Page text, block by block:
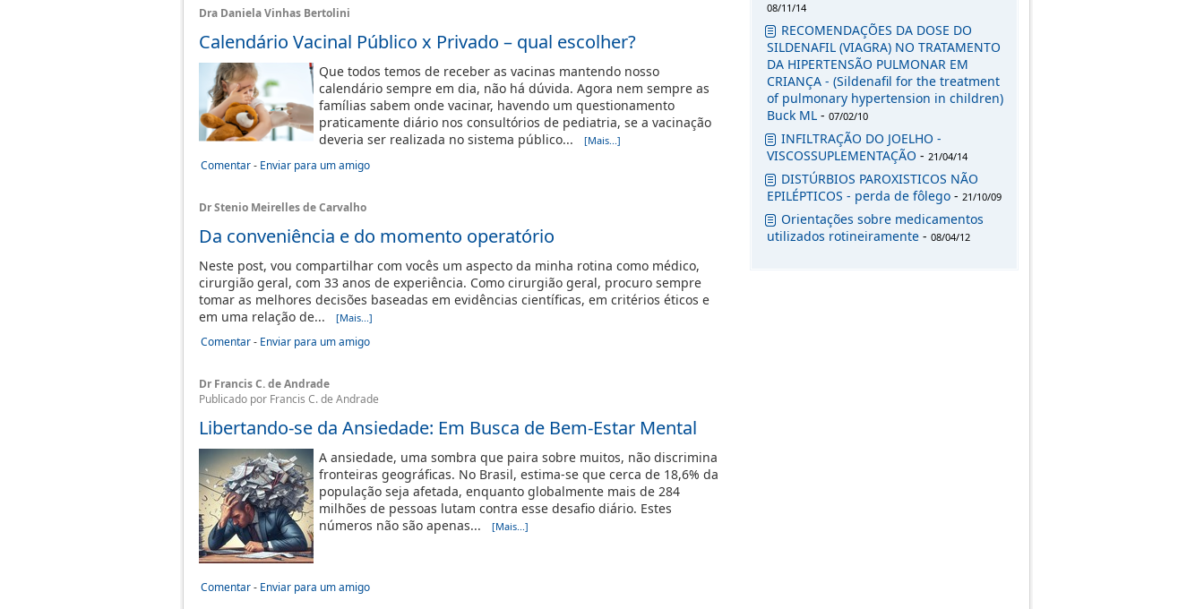
Dra Daniela Vinhas Bertolini
Calendário Vacinal Público x Privado – qual escolher?
Que todos temos de receber as vacinas mantendo nosso
calendário sempre em dia, não há dúvida. Agora nem sempre as
famílias sabem onde vacinar, havendo um questionamento
praticamente diário nos consultórios de pediatria, se a vacinação
deveria ser realizada no sistema público...
[Mais...]
Comentar- Enviar para um amigo
Dr Stenio Meirelles de Carvalho
Da conveniência e do momento operatório
Neste post, vou compartilhar com vocês um aspecto da minha rotina como médico,
cirurgião geral, com 33 anos de experiência. Como cirurgião geral, procuro sempre
tomar as melhores decisões baseadas em evidências científicas, em critérios éticos e
em uma relação de...
[Mais...]
Comentar- Enviar para um amigo
Dr Francis C. de Andrade
Publicado por Francis C. de Andrade
Libertando-se da Ansiedade: Em Busca de Bem-Estar Mental
A ansiedade, uma sombra que paira sobre muitos, não discrimina
fronteiras geográficas. No Brasil, estima-se que cerca de 18,6% da
população seja afetada, enquanto globalmente mais de 284
milhões de pessoas lutam contra esse desafio diário. Estes
números não são apenas...
[Mais...]
Comentar- Enviar para um amigo
08/11/14
RECOMENDAÇÕES DA DOSE DO
SILDENAFIL (VIAGRA) NO TRATAMENTO
DA HIPERTENSÃO PULMONAR EM
CRIANÇA - (Sildenafil for the treatment
of pulmonary hypertension in children)
Buck ML - 07/02/10
INFILTRAÇÃO DO JOELHO -
VISCOSSUPLEMENTAÇÃO - 21/04/14
DISTÚRBIOS PAROXISTICOS NÃO
EPILÉPTICOS - perda de fôlego - 21/10/09
Orientações sobre medicamentos
utilizados rotineiramente - 08/04/12